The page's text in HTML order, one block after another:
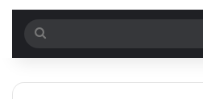
بحث
عن